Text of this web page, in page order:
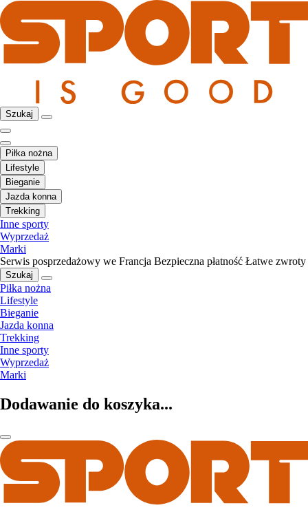
Szukaj
Piłka nożna
Lifestyle
Bieganie
Jazda konna
Trekking
Inne sporty
Wyprzedaż
Marki
Serwis posprzedażowy we Francja Bezpieczna płatność Łatwe zwroty
Szukaj
Piłka nożna
Lifestyle
Bieganie
Jazda konna
Trekking
Inne sporty
Wyprzedaż
Marki
Dodawanie do koszyka...